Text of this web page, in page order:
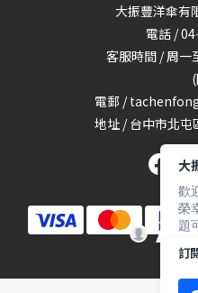
大振豐洋傘有
電話 /
客服時間 / 周一
(國
電郵 /
地址 / 台中市北
大
歡
榮
題